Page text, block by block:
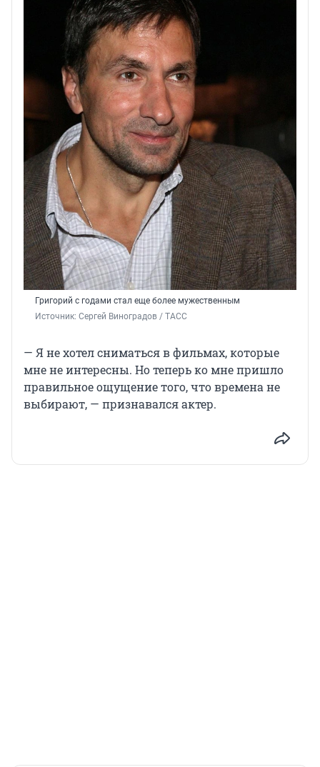
Григорий с годами стал еще более мужественным
Источник: Сергей Виноградов / ТАСС
— Я не хотел сниматься в фильмах, которые
мне не интересны. Но теперь ко мне пришло
правильное ощущение того, что времена не
выбирают, — признавался актер.